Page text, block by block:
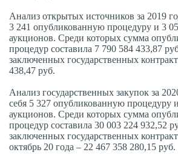
Анализ открытых источников за 2019
3 241 опубликованную процедуру и 3
аукционов. Среди которых сумма
процедур составила 7 790 584 433,87
заключенных государственных
438,47 руб.
Анализ государственных закупок за
себя 5 327 опубликованную процедуру
аукционов. Среди которых сумма
процедур составила 30 003 224 932,52
заключенных государственных
октябрь 20 года – 22 467 358 280,15 руб.